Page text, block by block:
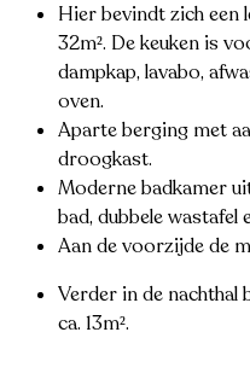
Hier bevindt zich een
32m². De keuken is
dampkap, lavabo,
oven.
Aparte berging met
droogkast.
Moderne badkamer
bad, dubbele wastafel
Aan de voorzijde de
Verder in de nachthal
ca. 13m².